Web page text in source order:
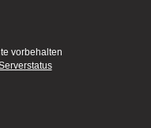
vorbehalten